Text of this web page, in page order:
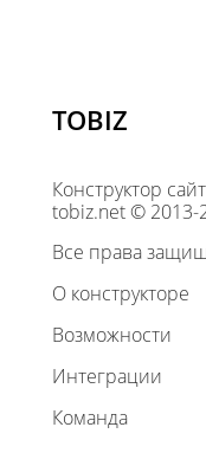
TOBIZ
Конструктор
tobiz.net © 2013-
Все права
О конструкторе
Возможности
Интеграции
Команда